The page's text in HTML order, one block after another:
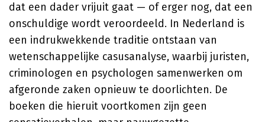
dat een dader vrijuit gaat — of erger nog, dat een
onschuldige wordt veroordeeld. In Nederland is
een indrukwekkende traditie ontstaan van
wetenschappelijke casusanalyse, waarbij juristen,
criminologen en psychologen samenwerken om
afgeronde zaken opnieuw te doorlichten. De
boeken die hieruit voortkomen zijn geen